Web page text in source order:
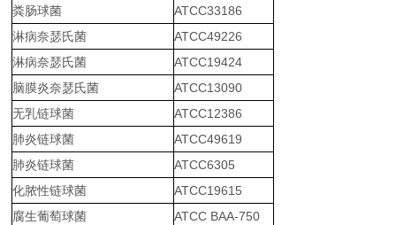
粪肠球菌
ATCC33186
淋病奈瑟氏菌
ATCC49226
淋病奈瑟氏菌
ATCC19424
脑膜炎奈瑟氏菌
ATCC13090
无乳链球菌
ATCC12386
肺炎链球菌
ATCC49619
肺炎链球菌
ATCC6305
化脓性链球菌
ATCC19615
腐生葡萄球菌
ATCC BAA-750